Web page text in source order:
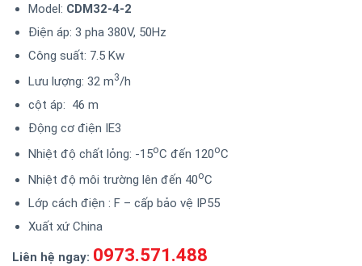
Model: CDM32-4-2
Điện áp: 3 pha 380V, 50Hz
Công suất: 7.5 Kw
Lưu lượng: 32 m3/h
cột áp: 46 m
Động cơ điện IE3
Nhiệt độ chất lỏng: -15oC đến 120oC
Nhiệt độ môi trường lên đến 40oC
Lớp cách điện : F – cấp bảo vệ IP55
Xuất xứ China
Liên hệ ngay: 0973.571.488